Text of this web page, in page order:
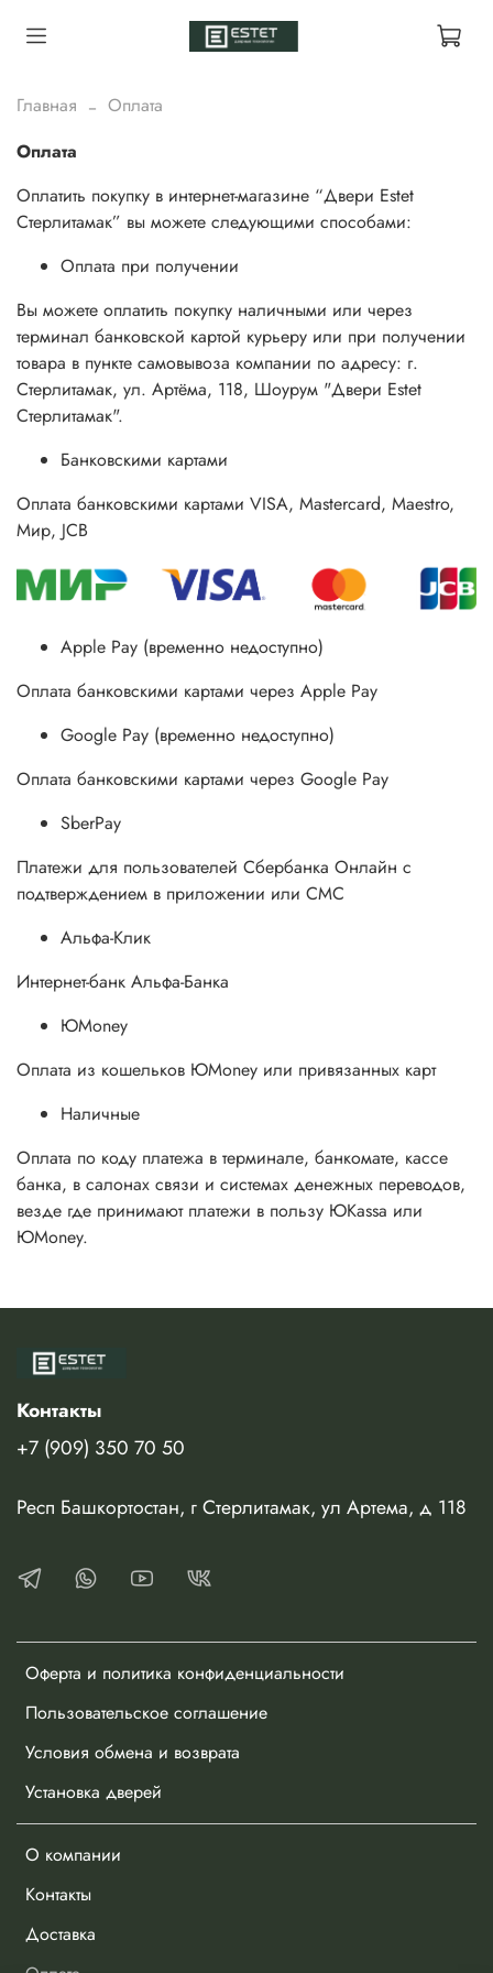
Главная
Оплата
Оплата
Оплатить покупку в интернет-магазине “Двери Estet
Стерлитамак” вы можете следующими способами:
Оплата при получении
Вы можете оплатить покупку наличными или через
терминал банковской картой курьеру или при получении
товара в пункте самовывоза компании по адресу: г.
Стерлитамак, ул. Артёма, 118, Шоурум "Двери Estet
Стерлитамак".
Банковскими картами
Оплата банковскими картами VISA, Mastercard, Maestro,
Мир, JCB
Apple Pay (временно недоступно)
Оплата банковскими картами через Apple Pay
Google Pay (временно недоступно)
Оплата банковскими картами через Google Pay
SberPay
Платежи для пользователей Сбербанка Онлайн с
подтверждением в приложении или СМС
Альфа-Клик
Интернет-банк Альфа-Банка
ЮMoney
Оплата из кошельков ЮMoney или привязанных карт
Наличные
Оплата по коду платежа в терминале, банкомате, кассе
банка, в салонах связи и системах денежных переводов,
везде где принимают платежи в пользу ЮKassa или
ЮMoney.
Оферта и политика конфиденциальности
Пользовательское соглашение
Условия обмена и возврата
Установка дверей
О компании
Контакты
Доставка
Контакты
+7 (909) 350 70 50
Респ Башкортостан, г Стерлитамак, ул Артема, д 118